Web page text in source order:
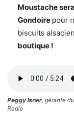
Moustache
Gondoire pour
biscuits
boutique !
Peggy Isner, gérante
Radio